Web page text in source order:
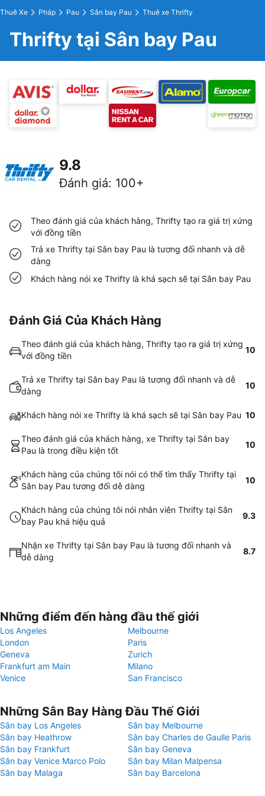
Thuê Xe Pháp Pau Sân bay Pau Thuê xe Thrifty
Thrifty tại Sân bay Pau
9.8
Đánh giá: 100+
Theo đánh giá của khách hàng, Thrifty tạo ra giá trị xứng
với đồng tiền
Trả xe Thrifty tại Sân bay Pau là tương đối nhanh và dễ
dàng
Khách hàng nói xe Thrifty là khá sạch sẽ tại Sân bay Pau
Đánh Giá Của Khách Hàng
Theo đánh giá của khách hàng, Thrifty tạo ra giá trị xứng
với đồng tiền
10
Trả xe Thrifty tại Sân bay Pau là tương đối nhanh và dễ
dàng
10
Khách hàng nói xe Thrifty là khá sạch sẽ tại Sân bay Pau 10
Theo đánh giá của khách hàng, xe Thrifty tại Sân bay
Pau là trong điều kiện tốt
10
Khách hàng của chúng tôi nói có thể tìm thấy Thrifty tại
Sân bay Pau tương đối dễ dàng
10
Khách hàng của chúng tôi nói nhân viên Thrifty tại Sân
bay Pau khá hiệu quả
9.3
Nhận xe Thrifty tại Sân bay Pau là tương đối nhanh và
dễ dàng
8.7
Những điểm đến hàng đầu thế giới
Los Angeles
Melbourne
London
Paris
Geneva
Zurich
Frankfurt am Main
Milano
Venice
San Francisco
Những Sân Bay Hàng Đầu Thế Giới
Sân bay Los Angeles
Sân bay Melbourne
Sân bay Heathrow
Sân bay Charles de Gaulle Paris
Sân bay Frankfurt
Sân bay Geneva
Sân bay Venice Marco Polo
Sân bay Milan Malpensa
Sân bay Malaga
Sân bay Barcelona